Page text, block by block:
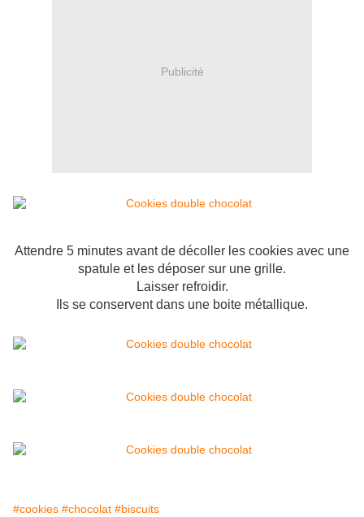
Publicité
Attendre 5 minutes avant de décoller les cookies avec une
spatule et les déposer sur une grille.
Laisser refroidir.
Ils se conservent dans une boite métallique.
#cookies #chocolat #biscuits